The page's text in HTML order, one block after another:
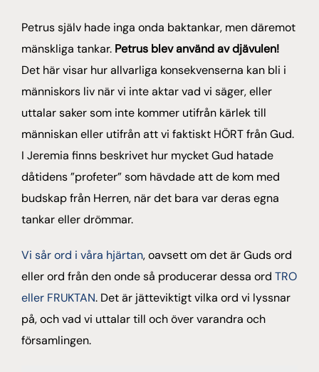
Petrus själv hade inga onda baktankar, men däremot
mänskliga tankar. Petrus blev använd av djävulen!
Det här visar hur allvarliga konsekvenserna kan bli i
människors liv när vi inte aktar vad vi säger, eller
uttalar saker som inte kommer utifrån kärlek till
människan eller utifrån att vi faktiskt HÖRT från Gud.
I Jeremia finns beskrivet hur mycket Gud hatade
dåtidens ”profeter” som hävdade att de kom med
budskap från Herren, när det bara var deras egna
tankar eller drömmar.
Vi sår ord i våra hjärtan, oavsett om det är Guds ord
eller ord från den onde så producerar dessa ord TRO
eller FRUKTAN. Det är jätteviktigt vilka ord vi lyssnar
på, och vad vi uttalar till och över varandra och
församlingen.